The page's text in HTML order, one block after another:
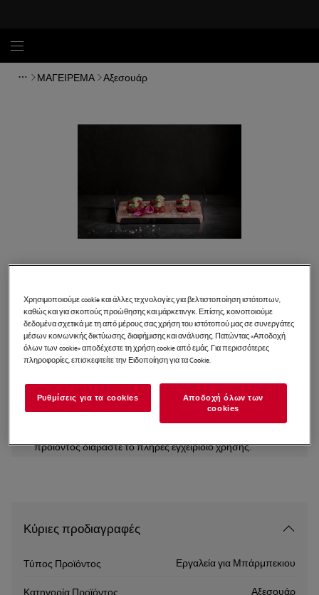
ΜΑΓΕΙΡΕΜΑ Αξεσουάρ
A2SLT
Πλάκα άλατος
4.4 (16)
Οι οδηγίες ασφαλείας και οι προειδοποιήσεις ασφαλείας
σύμφωνα με τον κανονισμό 2023/988 της ΕΕ παρατίθενται
προϊόντος διαβάστε το πλήρες εγχειρίδιο χρήσης.
Κύριες προδιαγραφές
Τύπος Προϊόντος Εργαλεία για Μπάρμπεκιου
Κατηγορία Προϊόντος Αξεσουάρ
Χρησιμοποιούμε cookie και άλλες τεχνολογίες για βελτιστοποίηση ιστότοπων,
καθώς και για σκοπούς προώθησης και μάρκετινγκ. Επίσης, κοινοποιούμε
δεδομένα σχετικά με τη από μέρους σας χρήση του ιστότοπού μας σε συνεργάτες
μέσων κοινωνικής δικτύωσης, διαφήμισης και ανάλυσης. Πατώντας «Αποδοχή
όλων των cookie» αποδέχεστε τη χρήση cookie από εμάς. Για περισσότερες
πληροφορίες, επισκεφτείτε την Ειδοποίηση για τα Cookie.
Ρυθμίσεις για τα cookies
Αποδοχή όλων των
cookies